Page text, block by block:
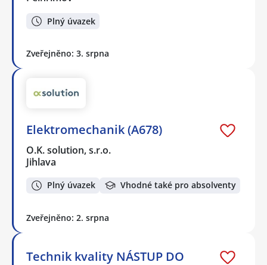
Plný úvazek
Zveřejněno: 3. srpna
Elektromechanik (A678)
O.K. solution, s.r.o.
Jihlava
Plný úvazek Vhodné také pro absolventy
Zveřejněno: 2. srpna
Technik kvality NÁSTUP DO